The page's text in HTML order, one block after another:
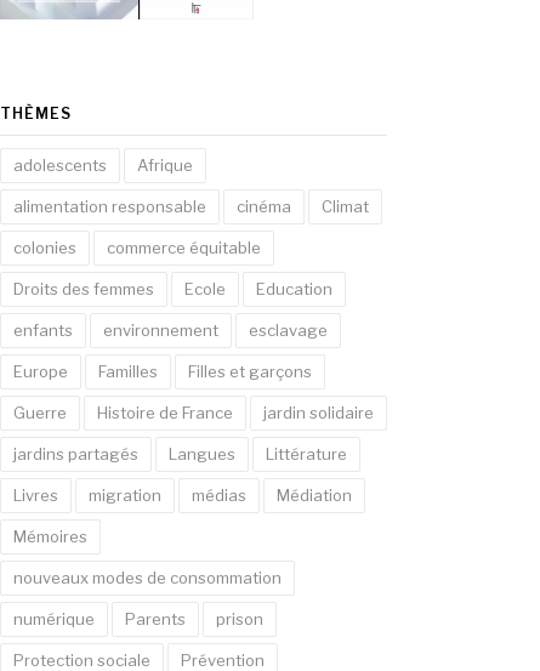
THÈMES
adolescents Afrique
alimentation responsable cinéma Climat
colonies commerce équitable
Droits des femmes Ecole Education
enfants environnement esclavage
Europe Familles Filles et garçons
Guerre Histoire de France jardin solidaire
jardins partagés Langues Littérature
Livres migration médias Médiation
Mémoires
nouveaux modes de consommation
numérique Parents prison
Protection sociale Prévention